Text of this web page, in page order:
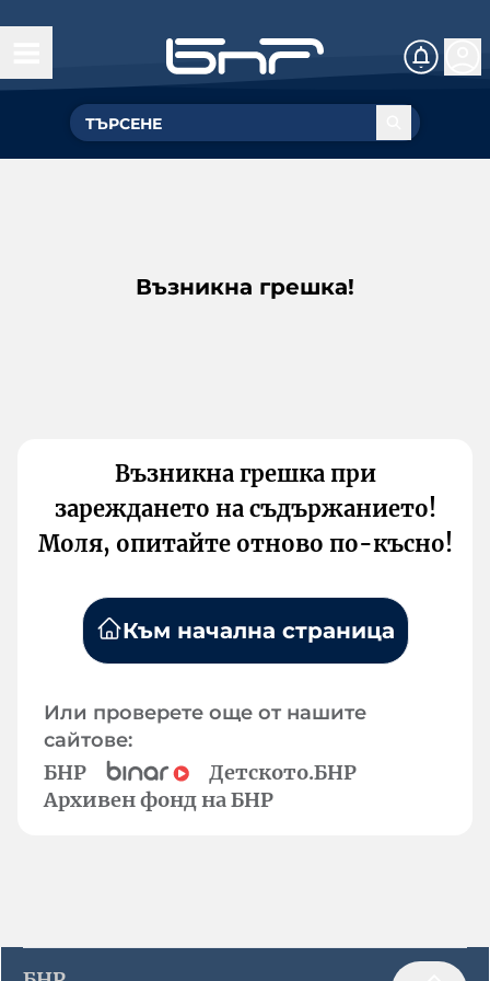
Възникна грешка!
Възникна грешка при
зареждането на съдържанието!
Моля, опитайте отново по-късно!
Към начална страница
Или проверете още от нашите
сайтове:
БНР
Детското.БНР
Архивен фонд на БНР